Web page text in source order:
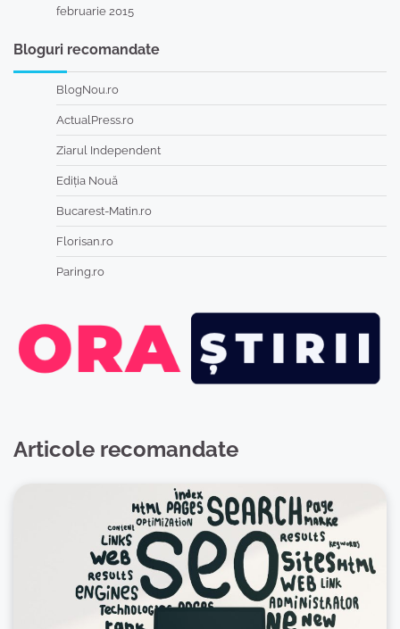
februarie 2015
Bloguri recomandate
BlogNou.ro
ActualPress.ro
Ziarul Independent
Ediția Nouă
Bucarest-Matin.ro
Florisan.ro
Paring.ro
Articole recomandate